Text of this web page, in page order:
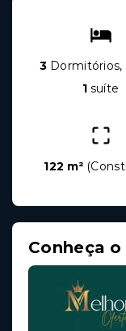
3 Dormitórios,
1 suíte
122 m² (
Conheça